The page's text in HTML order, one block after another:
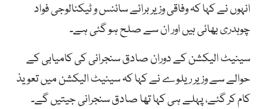
انہوں نے کہا کہ وفاقی وزیر برائے سائنس و ٹیکنالوجی فواد
چوہدری بھائی ہیں اور ان سے صلح ہو گئی ہے۔
سینیٹ الیکشن کے دوران صادق سنجرانی کی کامیابی کے
حوالے سے وزیر ریلوے نے کہا کہ سینیٹ الیکشن میں تعویذ
کام کر گئے، پہلے ہی کہا تھا صادق سنجرانی جیتیں گے۔